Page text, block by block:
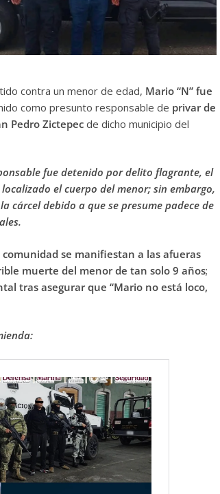
contra un menor de edad, Mario “N” fue
como presunto responsable de privar de
Pedro Zictepec de dicho municipio del
fue detenido por delito flagrante, el
el cuerpo del menor; sin embargo,
cárcel debido a que se presume padece de
se manifiestan a las afueras
muerte del menor de tan solo 9 años;
tras asegurar que “Mario no está loco,